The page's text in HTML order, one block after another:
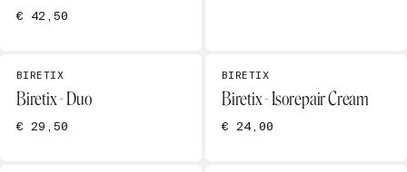
€ 42,50
BIRETIX
Biretix - Duo
€ 29,50
BIRETIX
Biretix - Isorepair Cream
€ 24,00